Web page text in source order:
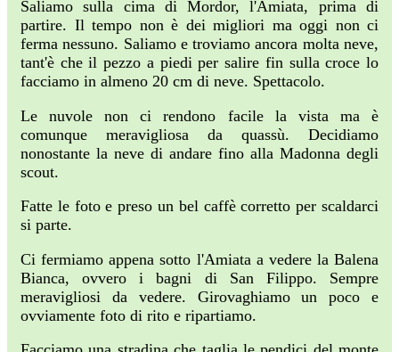
Saliamo sulla cima di Mordor, l'Amiata, prima di
partire. Il tempo non è dei migliori ma oggi non ci
ferma nessuno. Saliamo e troviamo ancora molta neve,
tant'è che il pezzo a piedi per salire fin sulla croce lo
facciamo in almeno 20 cm di neve. Spettacolo.
Le nuvole non ci rendono facile la vista ma è
comunque meravigliosa da quassù. Decidiamo
nonostante la neve di andare fino alla Madonna degli
scout.
Fatte le foto e preso un bel caffè corretto per scaldarci
si parte.
Ci fermiamo appena sotto l'Amiata a vedere la Balena
Bianca, ovvero i bagni di San Filippo. Sempre
meravigliosi da vedere. Girovaghiamo un poco e
ovviamente foto di rito e ripartiamo.